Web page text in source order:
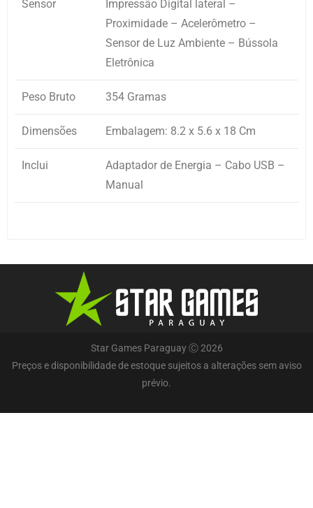
Sensor
Impressão Digital lateral –
Proximidade – Acelerômetro –
Sensor de Luz Ambiente – Bússola
Eletrônica
Peso Bruto 354 Gramas
Dimensões Embalagem: 8.2 x 5.6 x 18 Cm
Inclui
Adaptador de Energia – Cabo USB –
Manual
Star Games Paraguay Ⓒ 2026
Preços e disponibilidade de estoque sujeitos a alterações sem aviso
prévio.